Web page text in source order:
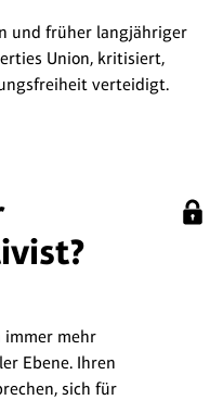
und früher langjähriger
Union, kritisiert,
verteidigt.
immer mehr
Ebene. Ihren
sich für